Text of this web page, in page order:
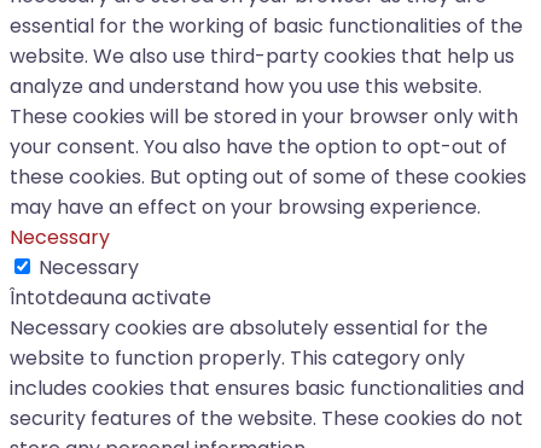
essential for the working of basic functionalities of the
website. We also use third-party cookies that help us
analyze and understand how you use this website.
These cookies will be stored in your browser only with
your consent. You also have the option to opt-out of
these cookies. But opting out of some of these cookies
may have an effect on your browsing experience.
Necessary
Necessary
Întotdeauna activate
Necessary cookies are absolutely essential for the
website to function properly. This category only
includes cookies that ensures basic functionalities and
security features of the website. These cookies do not